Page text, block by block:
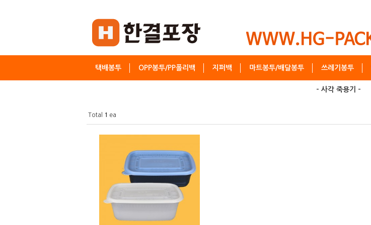
택배봉투 OPP봉투/PP폴리백 지퍼백 마트봉투/배달봉투 쓰레기봉투
- 사각 죽용기 -
Total 1 ea